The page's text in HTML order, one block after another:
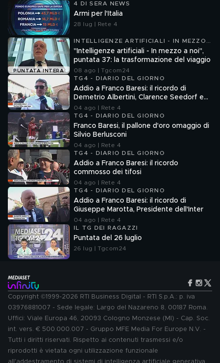
4 DI SERA NEWS
Armi per l'Italia
28 lug | Rete 4
PUNTATA INTERA
INTELLIGENZE ARTIFICIALI - IN MEZZO
A NOI
"Intelligenze artificiali - In mezzo a noi",
puntata 37: la trasformazione del viaggio
08 ago | Tgcom24
TG4 - DIARIO DEL GIORNO
Addio a Franco Baresi: il ricordo di
Demetrio Albertini, Clarence Seedorf e
Giovanni Galli
04 ago | Rete 4
TG4 - DIARIO DEL GIORNO
Franco Baresi, il pallone d'oro omaggio di
Silvio Berlusconi
04 ago | Rete 4
TG4 - DIARIO DEL GIORNO
Addio a Franco Baresi: il ricordo
commosso dei tifosi
04 ago | Rete 4
TG4 - DIARIO DEL GIORNO
Addio a Franco Baresi: il ricordo di
Giuseppe Marotta, Presidente dell'Inter
04 ago | Rete 4
IL TG DEI RAGAZZI
Puntata del 26 luglio
26 lug | Tgcom24
Copyright ©1999-2026 RTI Business Digital - RTI S.p.A.: p. iva
03976881007 - Sede legale: Largo del Nazareno 8, 00187 Roma.
Uffici: Viale Europa 46, 20093 Cologno Monzese (MI) - Cap. Soc.
int. vers. € 500.000.007 - Gruppo MFE Media For Europe N.V. -
Tutti i diritti riservati. Rispetto ai contenuti trasmessi e/o
riprodotti è vietata ogni utilizzazione funzionale